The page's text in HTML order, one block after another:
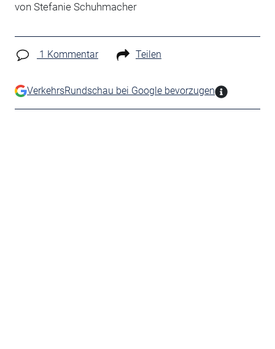
von Stefanie Schuhmacher
1 Kommentar Teilen
VerkehrsRundschau bei Google bevorzugen